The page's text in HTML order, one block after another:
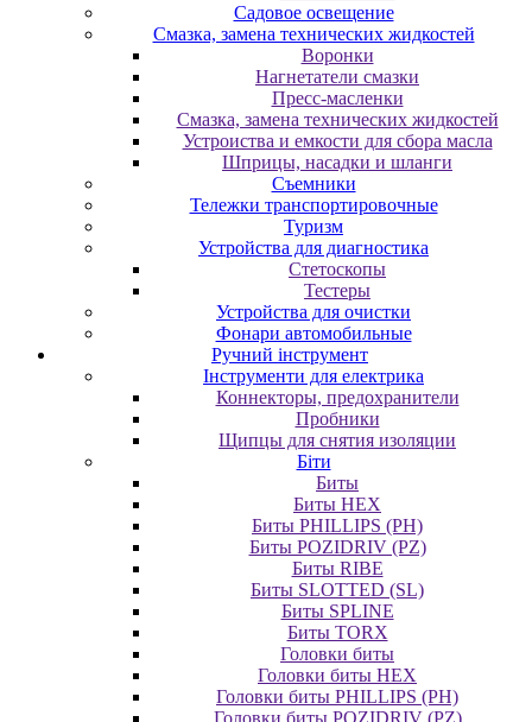
Садовое освещение
Смазка, замена технических жидкостей
Воронки
Нагнетатели смазки
Пресс-масленки
Смазка, замена технических жидкостей
Устроиства и емкости для сбора масла
Шприцы, насадки и шланги
Съемники
Тележки транспортировочные
Туризм
Устройства для диагностика
Стетоскопы
Тестеры
Устройства для очистки
Фонари автомобильные
Ручний інструмент
Інструменти для електрика
Коннекторы, предохранители
Пробники
Щипцы для снятия изоляции
Біти
Биты
Биты HEX
Биты PHILLIPS (PH)
Биты POZIDRIV (PZ)
Биты RIBE
Биты SLOTTED (SL)
Биты SPLINE
Биты TORX
Головки биты
Головки биты HEX
Головки биты PHILLIPS (PH)
Головки биты POZIDRIV (PZ)